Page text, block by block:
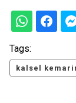
Tags:
kalsel